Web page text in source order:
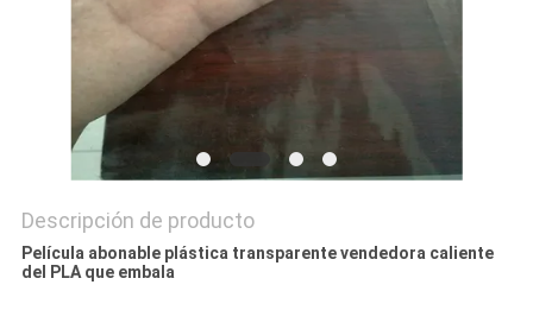
Descripción de producto
Película abonable plástica transparente vendedora caliente
del PLA que embala